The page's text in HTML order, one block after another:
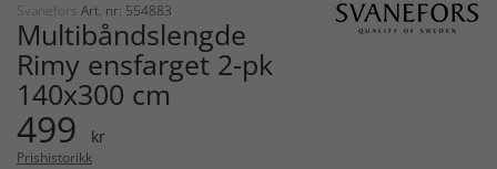
Svanefors Art. nr: 554883
Multibåndslengde
Rimy ensfarget 2-pk
140x300 cm
499 kr
Prishistorikk